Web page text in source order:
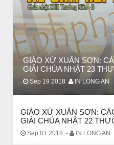
GIÁO XỨ XUÂN SƠN:
GIẢI CHÚA NHẬT 23
Sep 19 2018 IN LONG AN
GIÁO XỨ XUÂN SƠN:
GIẢI CHÚA NHẬT 22
Sep 01 2018 - IN LONG AN
CHUYỆN Ý NGHĨA
ĐÊM NOEL ĐẸP NHẤT